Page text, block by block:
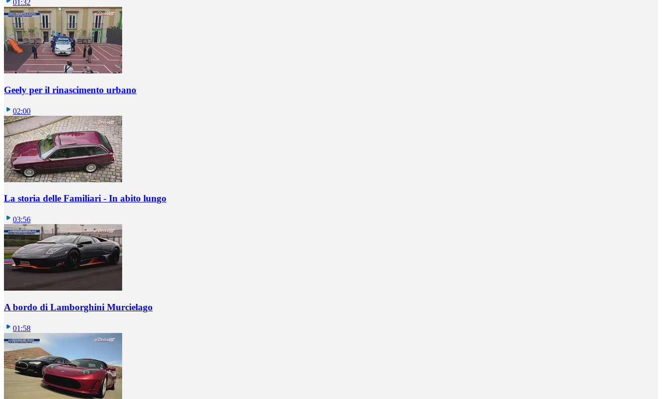
01:32
Geely per il rinascimento urbano
02:00
La storia delle Familiari - In abito lungo
03:56
A bordo di Lamborghini Murcielago
01:58